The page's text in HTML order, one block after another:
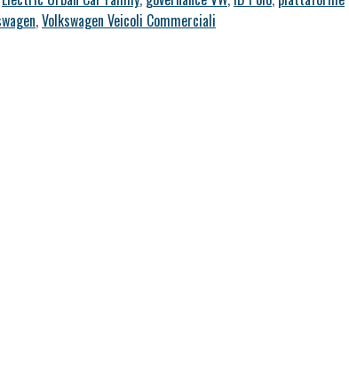
,Volkswagen Veicoli Commerciali